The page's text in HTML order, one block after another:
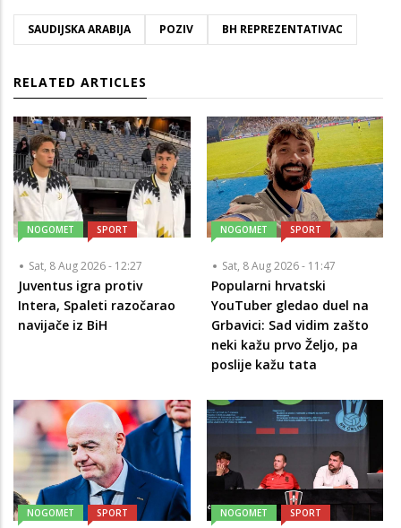
SAUDIJSKA ARABIJA POZIV BH REPREZENTATIVAC
RELATED ARTICLES
NOGOMET SPORT
Sat, 8 Aug 2026 - 12:27
Juventus igra protiv
Intera, Spaleti razočarao
navijače iz BiH
NOGOMET SPORT
Sat, 8 Aug 2026 - 11:47
Popularni hrvatski
YouTuber gledao duel na
Grbavici: Sad vidim zašto
neki kažu prvo Željo, pa
poslije kažu tata
NOGOMET SPORT NOGOMET SPORT